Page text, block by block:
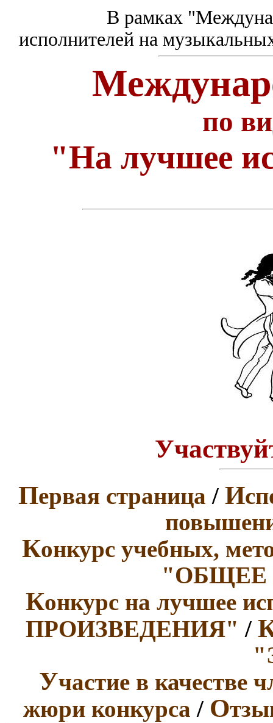
В рамках
исполнителей на
по
"На лучшее
Первая страница / И
Конкурс учебных,
"ОБЩЕЕ
Конкурс на лучшее
ПРОИЗВЕДЕНИЯ" /
Участие в качестве
жюри конкурса / О